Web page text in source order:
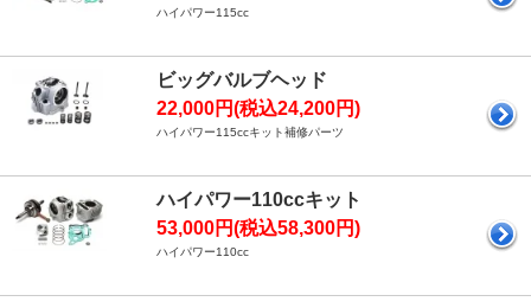
ハイパワー115cc
ビッグバルブヘッド
22,000円(税込24,200円)
ハイパワー115ccキット補修パーツ
ハイパワー110ccキット
53,000円(税込58,300円)
ハイパワー110cc